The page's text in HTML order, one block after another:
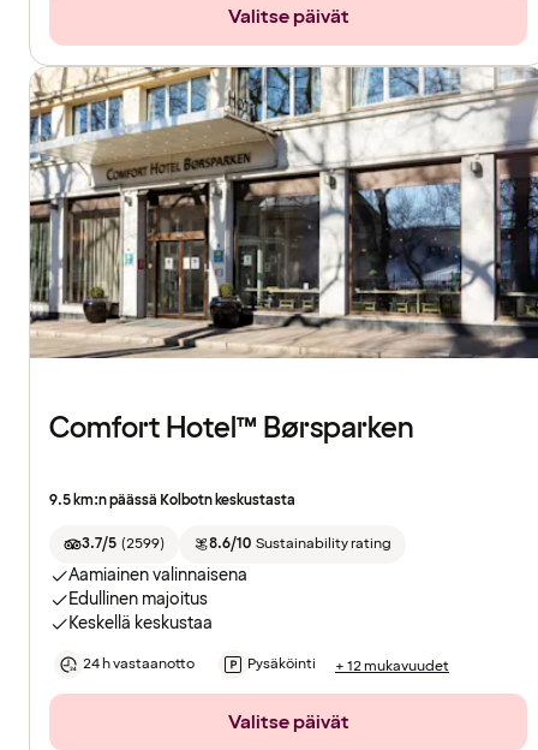
Valitse päivät
Comfort Hotel™ Børsparken
9.5 km:n päässä Kolbotn keskustasta
3.7/5 (2599) 8.6/10 Sustainability rating
Aamiainen valinnaisena
Edullinen majoitus
Keskellä keskustaa
24 h vastaanotto Pysäköinti + 12 mukavuudet
Valitse päivät